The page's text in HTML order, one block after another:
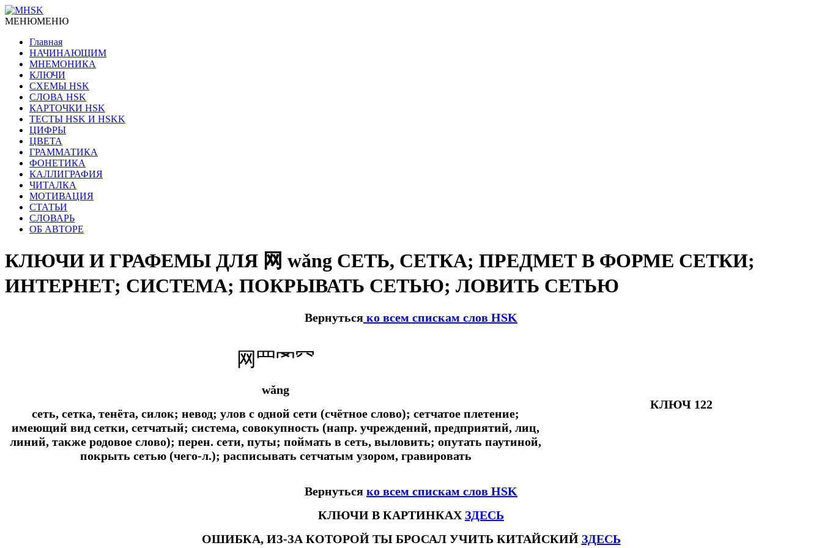
МЕНЮМЕНЮ
Главная
НАЧИНАЮЩИМ
МНЕМОНИКА
КЛЮЧИ
СХЕМЫ HSK
СЛОВА HSK
КАРТОЧКИ HSK
ТЕСТЫ HSK И HSKK
ЦИФРЫ
ЦВЕТА
ГРАММАТИКА
ФОНЕТИКА
КАЛЛИГРАФИЯ
ЧИТАЛКА
МОТИВАЦИЯ
СТАТЬИ
СЛОВАРЬ
ОБ АВТОРЕ
КЛЮЧИ И ГРАФЕМЫ ДЛЯ 网 wǎng СЕТЬ, СЕТКА; ПРЕДМЕТ В ФОРМЕ СЕТКИ;
ИНТЕРНЕТ; СИСТЕМА; ПОКРЫВАТЬ СЕТЬЮ; ЛОВИТЬ СЕТЬЮ
Вернуться ко всем спискам слов HSK
网罒罓⺳
wǎng
сеть, сетка, тенёта, силок; невод; улов с одной сети (счётное слово); сетчатое плетение;
имеющий вид сетки, сетчатый; система, совокупность (напр. учреждений, предприятий, лиц,
линий, также родовое слово); перен. сети, путы; поймать в сеть, выловить; опутать паутиной,
покрыть сетью (чего-л.); расписывать сетчатым узором, гравировать
КЛЮЧ 122
Вернуться ко всем спискам слов HSK
КЛЮЧИ В КАРТИНКАХ ЗДЕСЬ
ОШИБКА, ИЗ-ЗА КОТОРОЙ ТЫ БРОСАЛ УЧИТЬ КИТАЙСКИЙ ЗДЕСЬ